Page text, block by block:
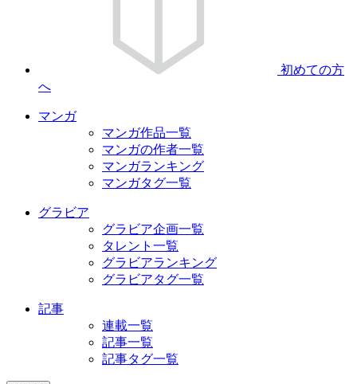
初めての方
へ
マンガ
マンガ作品一覧
マンガの作者一覧
マンガランキング
マンガタグ一覧
グラビア
グラビア企画一覧
タレント一覧
グラビアランキング
グラビアタグ一覧
記事
連載一覧
記事一覧
記事タグ一覧